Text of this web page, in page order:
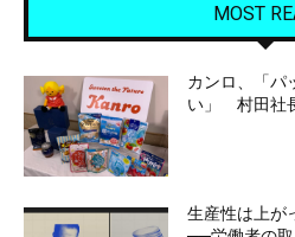
MOST
カンロ、「パ
い」 村田社
生産性は上が